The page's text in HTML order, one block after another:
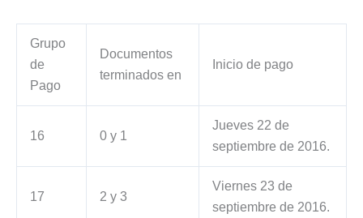
Grupo
de
Pago
Documentos
terminados en
Inicio de pago
16 0 y 1
Jueves 22 de
septiembre de 2016.
17 2 y 3
Viernes 23 de
septiembre de 2016.